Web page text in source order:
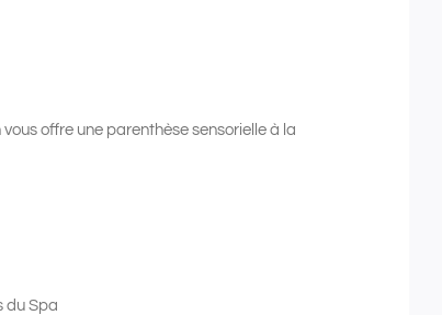
offre une parenthèse sensorielle à la
du Spa